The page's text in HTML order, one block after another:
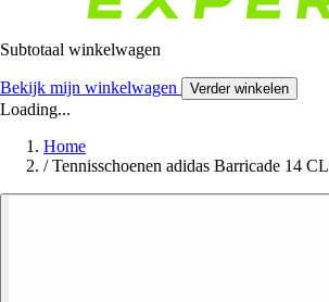
Subtotaal winkelwagen
Bekijk mijn winkelwagen Verder winkelen
Loading...
Home
/ Tennisschoenen adidas Barricade 14 CL